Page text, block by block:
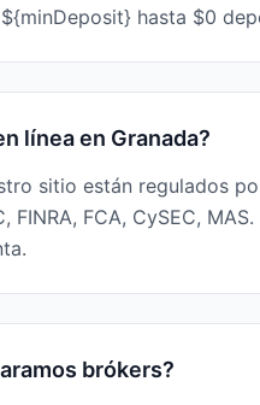
hasta $0
línea en Granada?
sitio están regulados
FINRA, FCA, CySEC,
brókers?